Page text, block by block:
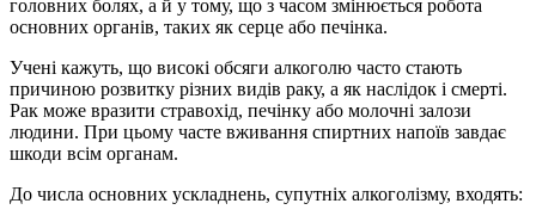
головних болях, а й у тому, що з часом змінюється робота
основних органів, таких як серце або печінка.
Учені кажуть, що високі обсяги алкоголю часто стають
причиною розвитку різних видів раку, а як наслідок і смерті.
Рак може вразити стравохід, печінку або молочні залози
людини. При цьому часте вживання спиртних напоїв завдає
шкоди всім органам.
До числа основних ускладнень, супутніх алкоголізму, входять: